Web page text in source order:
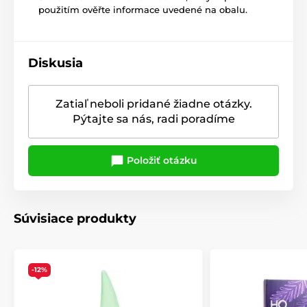
použitím ověřte informace uvedené na obalu.
Diskusia
Zatiaľ neboli pridané žiadne otázky.
Pýtajte sa nás, radi poradíme
Položiť otázku
Súvisiace produkty
-12%